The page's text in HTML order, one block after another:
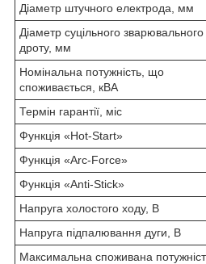
Діаметр штучного електрода, мм
Діаметр суцільного зварювального
дроту, мм
Номінальна потужність, що
споживається, кВА
Термін гарантії, міс
Функція «Hot-Start»
Функція «Arc-Force»
Функція «Anti-Stick»
Напруга холостого ходу, В
Напруга підпалювання дуги, В
Максимальна споживана